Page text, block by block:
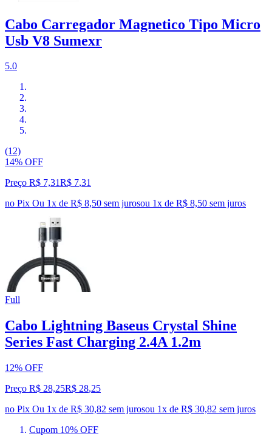
Cabo Carregador Magnetico Tipo Micro
Usb V8 Sumexr
5.0
(12)
14% OFF
Preço R$ 7,31R$ 7,31
no Pix Ou 1x de R$ 8,50 sem jurosou 1x de R$ 8,50 sem juros
Full
Cabo Lightning Baseus Crystal Shine
Series Fast Charging 2.4A 1.2m
12% OFF
Preço R$ 28,25R$ 28,25
no Pix Ou 1x de R$ 30,82 sem jurosou 1x de R$ 30,82 sem juros
Cupom 10% OFF